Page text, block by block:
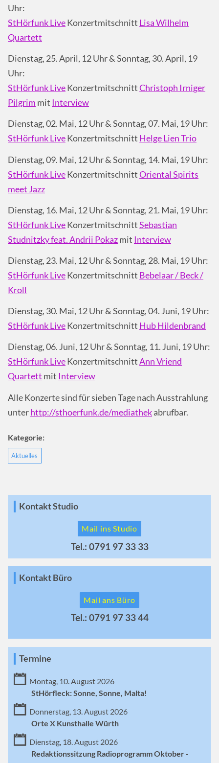
Uhr:
StHörfunk LiveKonzertmitschnitt Lisa Wilhelm
Quartett
Dienstag, 25. April, 12 Uhr & Sonntag, 30. April, 19
Uhr:
StHörfunk LiveKonzertmitschnittChristoph Irniger
Pilgrim mit Interview
Dienstag, 02. Mai, 12 Uhr & Sonntag, 07. Mai, 19 Uhr:
StHörfunk LiveKonzertmitschnitt Helge Lien Trio
Dienstag, 09. Mai, 12 Uhr & Sonntag, 14. Mai, 19 Uhr:
StHörfunk LiveKonzertmitschnittOriental Spirits
meet Jazz
Dienstag, 16. Mai, 12 Uhr & Sonntag, 21. Mai, 19 Uhr:
StHörfunk LiveKonzertmitschnittSebastian
Studnitzky feat. Andrii Pokazmit Interview
Dienstag, 23. Mai, 12 Uhr & Sonntag, 28. Mai, 19 Uhr:
StHörfunk LiveKonzertmitschnitt Bebelaar / Beck /
Kroll
Dienstag, 30. Mai, 12 Uhr & Sonntag, 04. Juni, 19 Uhr:
StHörfunk LiveKonzertmitschnitt Hub Hildenbrand
Dienstag, 06. Juni, 12 Uhr & Sonntag, 11. Juni, 19 Uhr:
StHörfunk LiveKonzertmitschnittAnn Vriend
Quartett mit Interview
Alle Konzerte sind für sieben Tage nach Ausstrahlung
unterhttp://sthoerfunk.de/mediathekabrufbar.
Kategorie:
Aktuelles
Kontakt Studio
Mail ins Studio
Tel.: 0791 97 33 33
Kontakt Büro
Mail ans Büro
Tel.: 0791 97 33 44
Termine
Montag, 10. August 2026
StHörfleck: Sonne, Sonne, Malta!
Donnerstag, 13. August 2026
Orte X Kunsthalle Würth
Dienstag, 18. August 2026
Redaktionssitzung Radioprogramm Oktober -